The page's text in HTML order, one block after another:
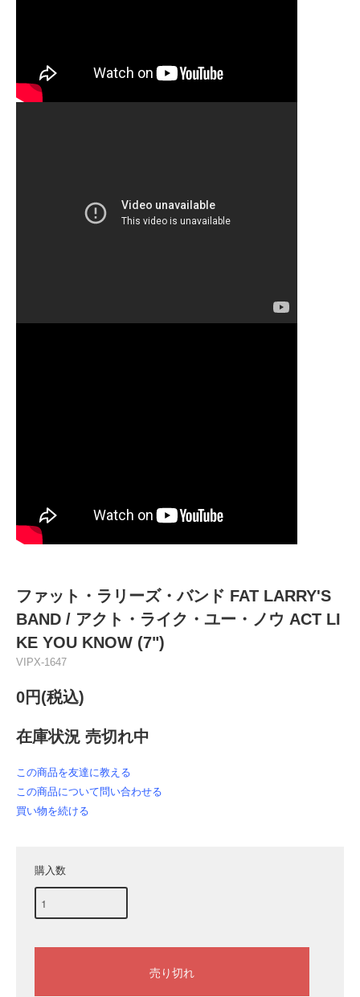
ファット・ラリーズ・バンド FAT LARRY'S
BAND / アクト・ライク・ユー・ノウ ACT LI
KE YOU KNOW (7")
VIPX-1647
0円(税込)
在庫状況 売切れ中
この商品を友達に教える
この商品について問い合わせる
買い物を続ける
購入数